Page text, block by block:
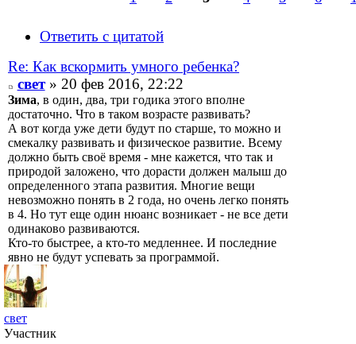
Ответить с цитатой
Re: Как вскормить умного ребенка?
свет» 20 фев 2016, 22:22
Зима, в один, два, три годика этого вполне
достаточно. Что в таком возрасте развивать?
А вот когда уже дети будут по старше, то можно и
смекалку развивать и физическое развитие. Всему
должно быть своё время - мне кажется, что так и
природой заложено, что дорасти должен малыш до
определенного этапа развития. Многие вещи
невозможно понять в 2 года, но очень легко понять
в 4. Но тут еще один нюанс возникает - не все дети
одинаково развиваются.
Кто-то быстрее, а кто-то медленнее. И последние
явно не будут успевать за программой.
свет
Участник